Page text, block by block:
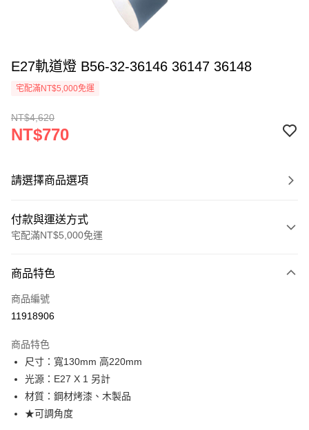
E27軌道燈 B56-32-36146 36147 36148
宅配滿NT$5,000免運
NT$4,620
NT$770
請選擇商品選項
付款與運送方式
宅配滿NT$5,000免運
信用卡一次付款
LINE Pay
街口支付
悠遊付
Google Pay
商品特色
商品編號
11918906
商品特色
尺寸：寬130mm 高220mm
光源：E27 X 1 另計
材質：鋼材烤漆、木製品
★可調角度